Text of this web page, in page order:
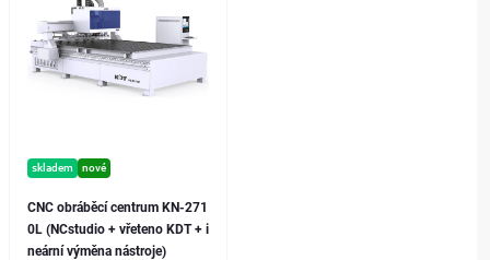
skladem nové
CNC obráběcí centrum KN-271
0L (NCstudio + vřeteno KDT + i
neární výměna nástroje)